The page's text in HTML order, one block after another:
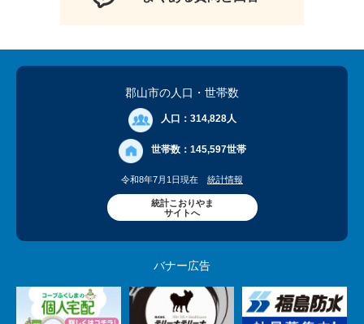
郡山市の人口 ・世帯数
人口： 314,828人
世帯数： 145,597世帯
令和8年7月1日現在 統計情報
統計こおりやま
サイトへ
バナー広告